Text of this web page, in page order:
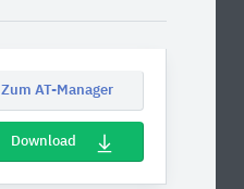
Zum AT-Manager
Download